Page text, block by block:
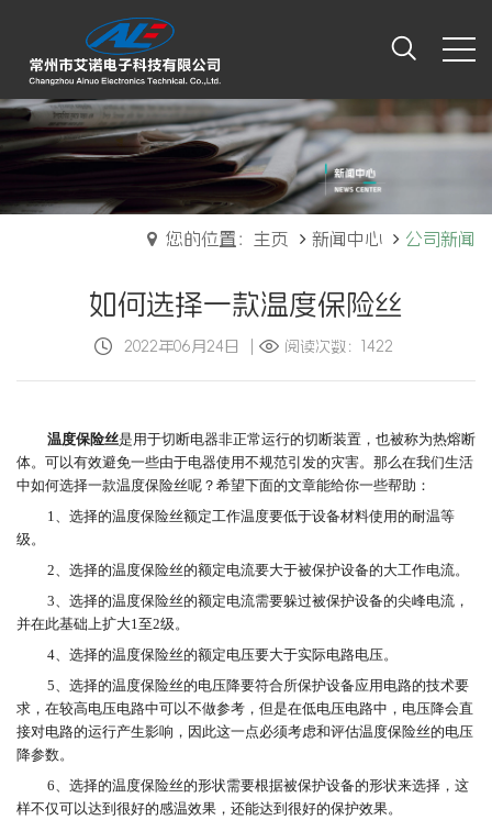
您的位置：主页 新闻中心 公司新闻
如何选择一款温度保险丝
2022年06月24日 阅读次数：1422
温度保险丝是用于切断电器非正常运行的切断装置，也被称为热熔断
体。可以有效避免一些由于电器使用不规范引发的灾害。那么在我们生活
中如何选择一款温度保险丝呢？希望下面的文章能给你一些帮助：
1、选择的温度保险丝额定工作温度要低于设备材料使用的耐温等
级。
2、选择的温度保险丝的额定电流要大于被保护设备的大工作电流。
3、选择的温度保险丝的额定电流需要躲过被保护设备的尖峰电流，
并在此基础上扩大1至2级。
4、选择的温度保险丝的额定电压要大于实际电路电压。
5、选择的温度保险丝的电压降要符合所保护设备应用电路的技术要
求，在较高电压电路中可以不做参考，但是在低电压电路中，电压降会直
接对电路的运行产生影响，因此这一点必须考虑和评估温度保险丝的电压
降参数。
6、选择的温度保险丝的形状需要根据被保护设备的形状来选择，这
样不仅可以达到很好的感温效果，还能达到很好的保护效果。